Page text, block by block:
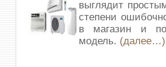
выглядит
степени
в магазин и
модель. (далее…)